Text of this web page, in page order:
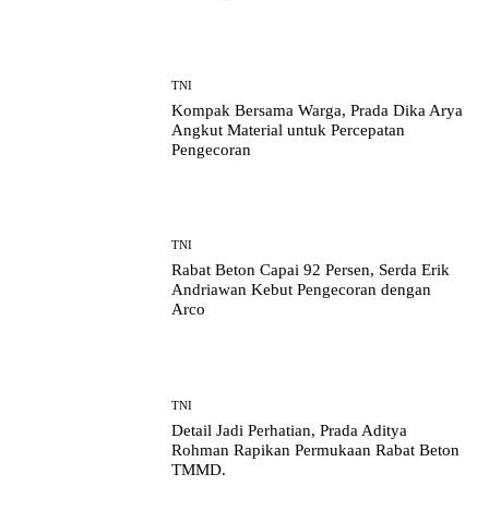
TNI
Kompak Bersama Warga, Prada Dika Arya
Angkut Material untuk Percepatan
Pengecoran
TNI
Rabat Beton Capai 92 Persen, Serda Erik
Andriawan Kebut Pengecoran dengan
Arco
TNI
Detail Jadi Perhatian, Prada Aditya
Rohman Rapikan Permukaan Rabat Beton
TMMD.